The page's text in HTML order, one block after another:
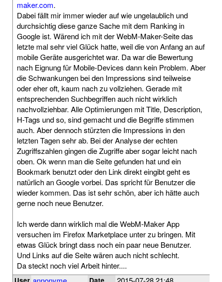
maker.com.
Dabei fällt mir immer wieder auf wie ungelaublich und
durchsichtig diese ganze Sache mit dem Ranking in
Google ist. Wärend ich mit der WebM-Maker-Seite das
letzte mal sehr viel Glück hatte, weil die von Anfang an auf
mobile Geräte ausgerichtet war. Da war die Bewertung
nach Eignung für Mobile-Devices dann kein Problem. Aber
die Schwankungen bei den Impressions sind teilweise
oder eher oft, kaum nach zu vollziehen. Gerade mit
entsprechenden Suchbegriffen auch nicht wirklich
nachvollziehbar. Alle Optimierungen mit Title, Description,
H-Tags und so, sind gemacht und die Begriffe stimmen
auch. Aber dennoch stürzten die Impressions in den
letzten Tagen sehr ab. Bei der Analyse der echten
Zugriffszahlen gingen die Zugriffe aber sogar leicht nach
oben. Ok wenn man die Seite gefunden hat und ein
Bookmark benutzt oder den Link direkt eingibt geht es
natürlich an Google vorbei. Das spricht für Benutzer die
wieder kommen. Das ist sehr schön, aber ich hätte auch
gerne noch neue Benutzer.
Ich werde dann wirklich mal die WebM-Maker App
versuchen im Firefox Marketplace unter zu bringen. Mit
etwas Glück bringt dass noch ein paar neue Benutzer.
Und Links auf die Seite wären auch nicht schlecht.
Da steckt noch viel Arbeit hinter....